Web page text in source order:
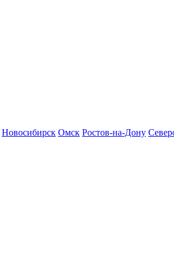
Новосибирск Омск Ростов-на-Дону